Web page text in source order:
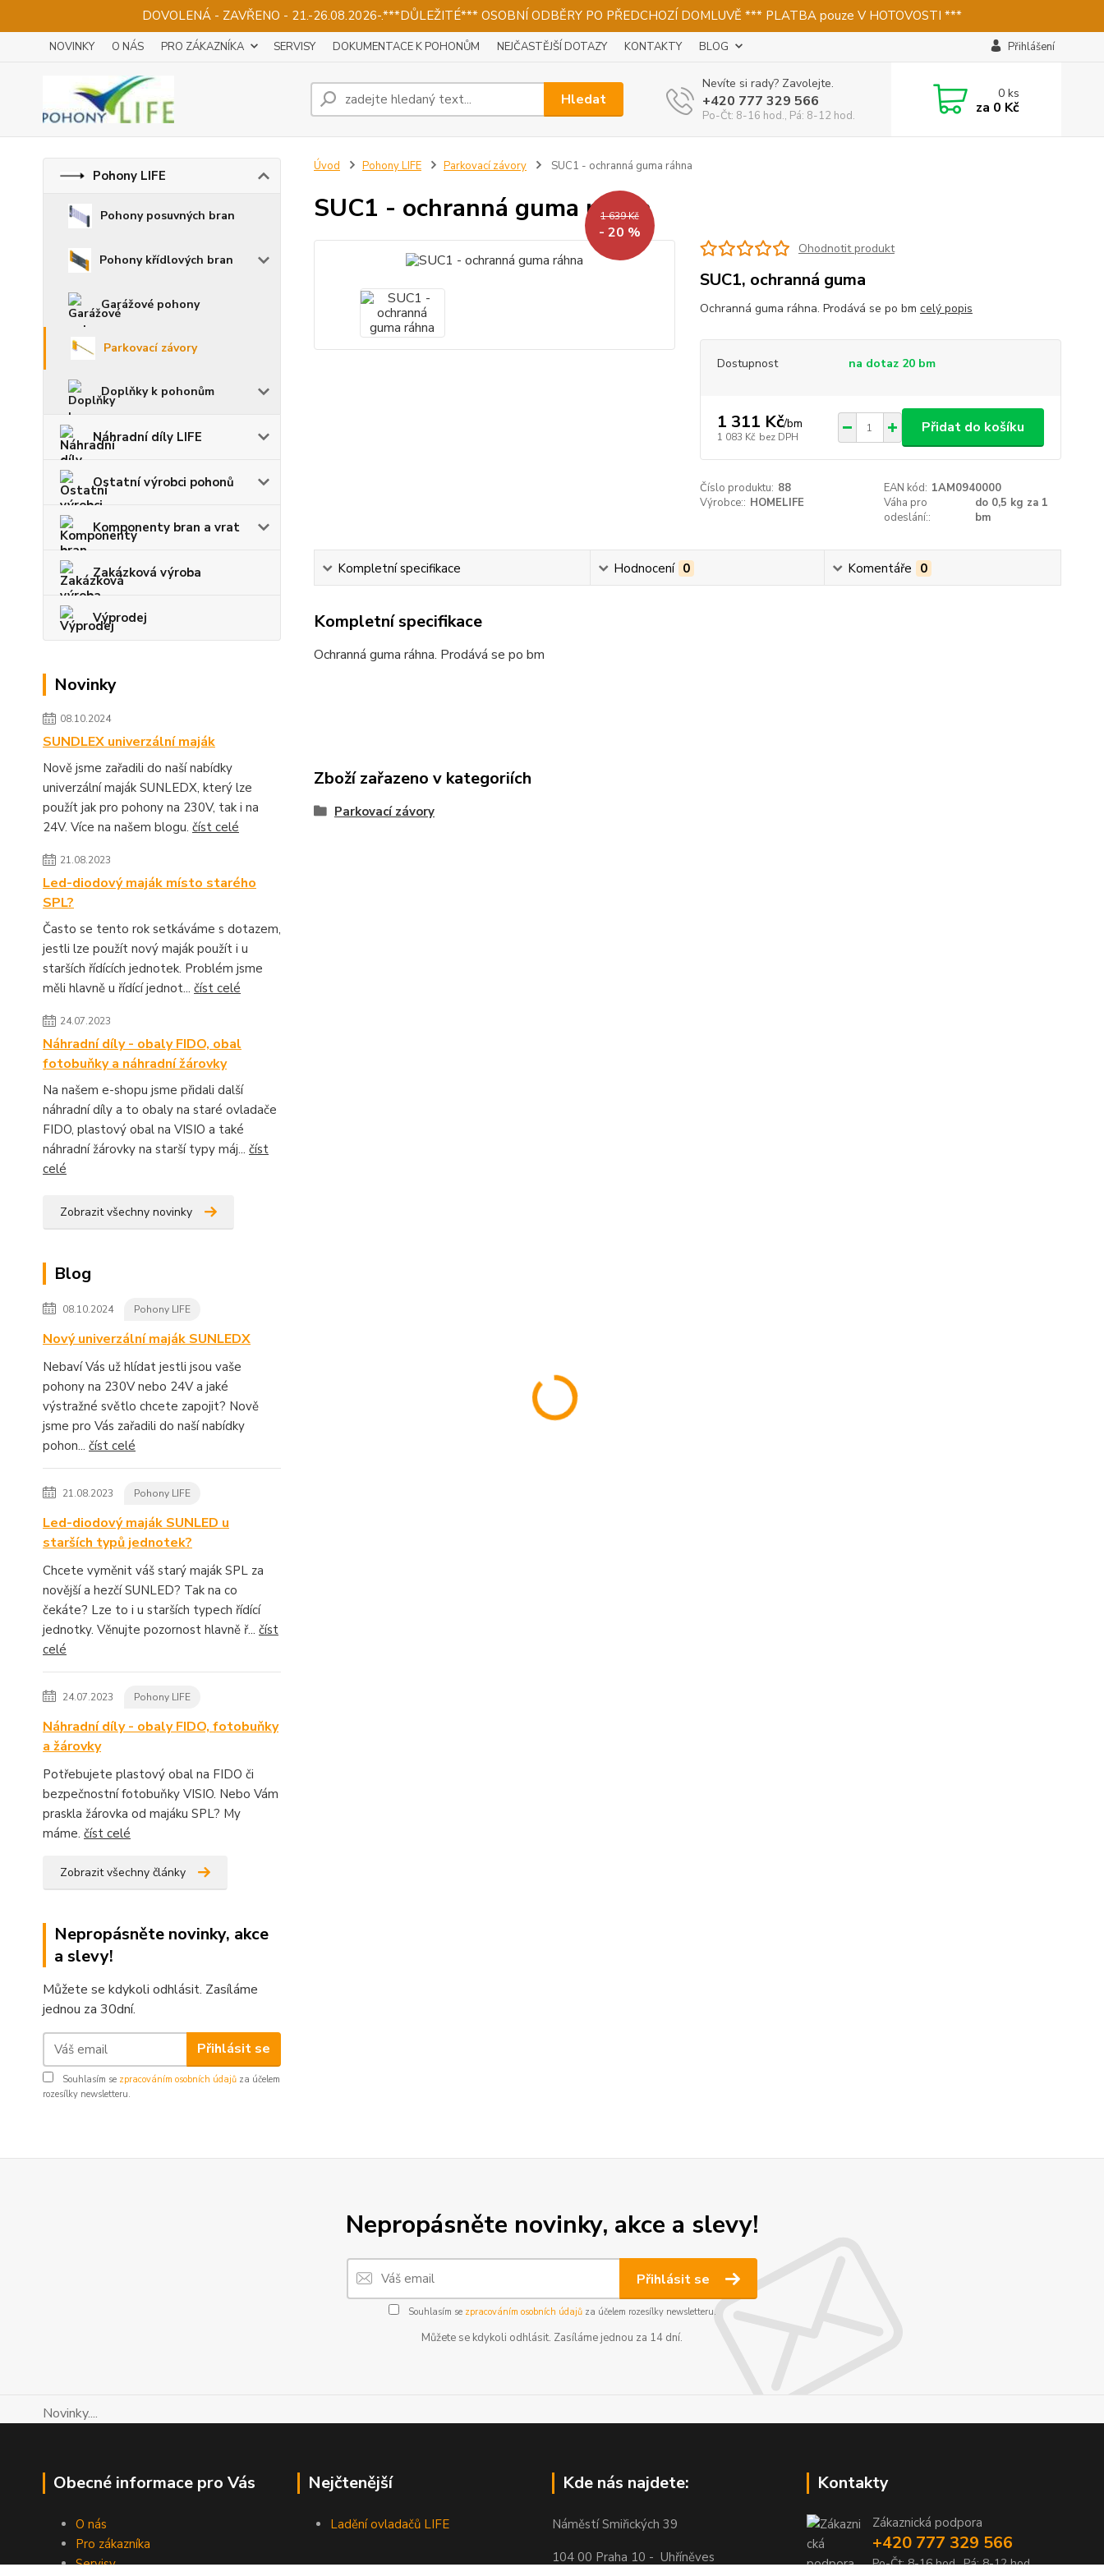
DOVOLENÁ - ZAVŘENO - 21.-26.08.2026-.***DŮLEŽITÉ*** OSOBNÍ ODBĚRY PO PŘEDCHOZÍ DOMLUVĚ *** PLATBA pouze V HOTOVOSTI ***
NOVINKY O NÁS PRO ZÁKAZNÍKA SERVISY DOKUMENTACE K POHONŮM NEJČASTĚJŠÍ DOTAZY KONTAKTY BLOG Přihlášení
Hledat
Nevíte si rady? Zavolejte.
+420 777 329 566
Po-Čt: 8-16 hod., Pá: 8-12 hod.
0ks
za 0 Kč
Pohony LIFE
Pohony posuvných bran
Pohony křídlových bran
Garážové pohony
Parkovací závory
Doplňky k pohonům
Náhradní díly LIFE
Ostatní výrobci pohonů
Komponenty bran a vrat
Zakázková výroba
Výprodej
Novinky
08.10.2024
SUNDLEX univerzální maják
Nově jsme zařadili do naší nabídky
univerzální maják SUNLEDX, který lze
použít jak pro pohony na 230V, tak i na
24V. Více na našem blogu. číst celé
21.08.2023
Led-diodový maják místo starého
SPL?
Často se tento rok setkáváme s dotazem,
jestli lze použít nový maják použít i u
starších řídících jednotek. Problém jsme
měli hlavně u řídící jednot... číst celé
24.07.2023
Náhradní díly - obaly FIDO, obal
fotobuňky a náhradní žárovky
Na našem e-shopu jsme přidali další
náhradní díly a to obaly na staré ovladače
FIDO, plastový obal na VISIO a také
náhradní žárovky na starší typy máj... číst
celé
Zobrazit všechny novinky
Blog
08.10.2024 Pohony LIFE
Nový univerzální maják SUNLEDX
Nebaví Vás už hlídat jestli jsou vaše
pohony na 230V nebo 24V a jaké
výstražné světlo chcete zapojit? Nově
jsme pro Vás zařadili do naší nabídky
pohon... číst celé
21.08.2023 Pohony LIFE
Led-diodový maják SUNLED u
starších typů jednotek?
Chcete vyměnit váš starý maják SPL za
novější a hezčí SUNLED? Tak na co
čekáte? Lze to i u starších typech řídící
jednotky. Věnujte pozornost hlavně ř... číst
celé
24.07.2023 Pohony LIFE
Náhradní díly - obaly FIDO, fotobuňky
a žárovky
Potřebujete plastový obal na FIDO či
bezpečnostní fotobuňky VISIO. Nebo Vám
praskla žárovka od majáku SPL? My
máme. číst celé
Zobrazit všechny články
Nepropásněte novinky, akce
a slevy!
Můžete se kdykoli odhlásit. Zasíláme
jednou za 30dní.
Přihlásit se
Souhlasím se zpracováním osobních údajů za účelem
rozesílky newsletteru.
Úvod Pohony LIFE Parkovací závory SUC1 - ochranná guma ráhna
SUC1 - ochranná guma ráhna
1 639 Kč
- 20 %
Ohodnotit produkt
SUC1, ochranná guma
Ochranná guma ráhna. Prodává se po bm celý popis
Dostupnost na dotaz 20 bm
1 311 Kč/bm
1 083 Kč bez DPH
Přidat do košíku
Číslo produktu: 88 EAN kód: 1AM0940000
Výrobce:: HOMELIFE
Váha pro
odeslání::
do 0,5 kg za 1
bm
Kompletní specifikace Hodnocení 0 Komentáře 0
Kompletní specifikace
Ochranná guma ráhna. Prodává se po bm
Zboží zařazeno v kategoriích
Parkovací závory
Nepropásněte novinky, akce a slevy!
Přihlásit se
Souhlasím se zpracováním osobních údajůza účelem rozesílky newsletteru.
Můžete se kdykoli odhlásit. Zasíláme jednou za 14 dní.
Novinky....
Obecné informace pro Vás
O nás
Pro zákazníka
Servisy
Nejčtenější
Ladění ovladačů LIFE
Kde nás najdete:
Náměstí Smiřických 39
104 00 Praha 10 - Uhříněves
Kontakty
Zákaznická podpora
+420 777 329 566
Po-Čt: 8-16 hod., Pá: 8-12 hod.